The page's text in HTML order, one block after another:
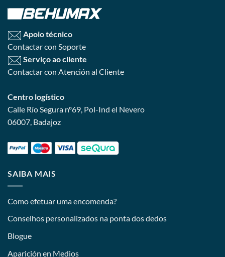
Apoio técnico
Contactar con Soporte
Serviço ao cliente
Contactar con Atención al Cliente
Centro logístico
Calle Río Segura nº69, Pol-Ind el Nevero
06007, Badajoz
SAIBA MAIS
Como efetuar uma encomenda?
Conselhos personalizados na ponta dos dedos
Blogue
Aparición en Medios